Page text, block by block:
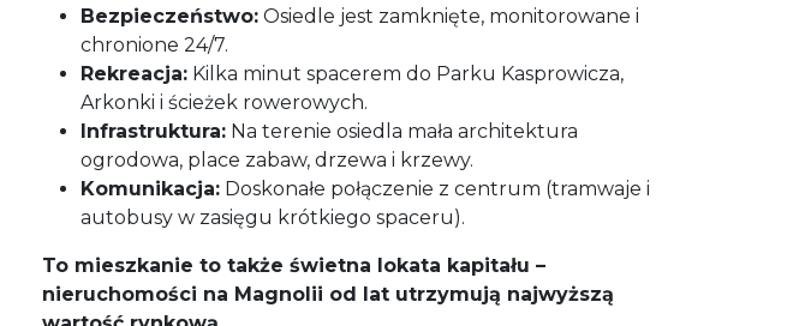
Bezpieczeństwo: Osiedle jest zamknięte, monitorowane i
chronione 24/7.
Rekreacja: Kilka minut spacerem do Parku Kasprowicza,
Arkonki i ścieżek rowerowych.
Infrastruktura: Na terenie osiedla mała architektura
ogrodowa, place zabaw, drzewa i krzewy.
Komunikacja: Doskonałe połączenie z centrum (tramwaje i
autobusy w zasięgu krótkiego spaceru).
To mieszkanie to także świetna lokata kapitału –
nieruchomości na Magnolii od lat utrzymują najwyższą